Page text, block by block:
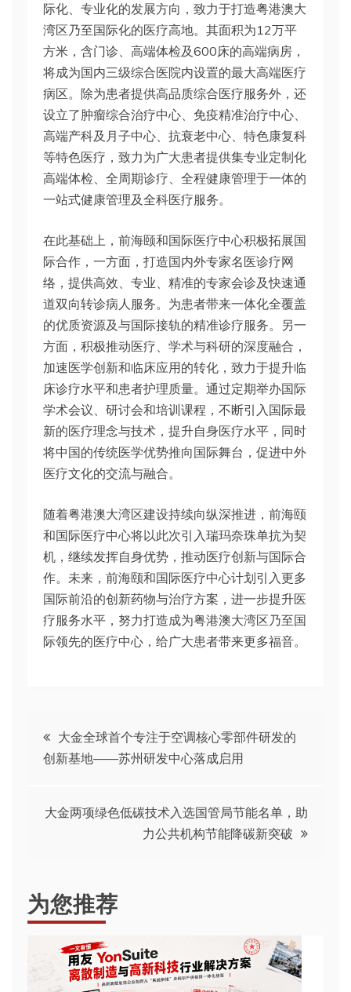
际化、专业化的发展方向，致力于打造粤港澳大
湾区乃至国际化的医疗高地。其面积为12万平
方米，含门诊、高端体检及600床的高端病房，
将成为国内三级综合医院内设置的最大高端医疗
病区。除为患者提供高品质综合医疗服务外，还
设立了肿瘤综合治疗中心、免疫精准治疗中心、
高端产科及月子中心、抗衰老中心、特色康复科
等特色医疗，致力为广大患者提供集专业定制化
高端体检、全周期诊疗、全程健康管理于一体的
一站式健康管理及全科医疗服务。
在此基础上，前海颐和国际医疗中心积极拓展国
际合作，一方面，打造国内外专家名医诊疗网
络，提供高效、专业、精准的专家会诊及快速通
道双向转诊病人服务。为患者带来一体化全覆盖
的优质资源及与国际接轨的精准诊疗服务。另一
方面，积极推动医疗、学术与科研的深度融合，
加速医学创新和临床应用的转化，致力于提升临
床诊疗水平和患者护理质量。通过定期举办国际
学术会议、研讨会和培训课程，不断引入国际最
新的医疗理念与技术，提升自身医疗水平，同时
将中国的传统医学优势推向国际舞台，促进中外
医疗文化的交流与融合。
随着粤港澳大湾区建设持续向纵深推进，前海颐
和国际医疗中心将以此次引入瑞玛奈珠单抗为契
机，继续发挥自身优势，推动医疗创新与国际合
作。未来，前海颐和国际医疗中心计划引入更多
国际前沿的创新药物与治疗方案，进一步提升医
疗服务水平，努力打造成为粤港澳大湾区乃至国
际领先的医疗中心，给广大患者带来更多福音。
文
章
导
大金全球首个专注于空调核心零部件研发的
创新基地——苏州研发中心落成启用
大金两项绿色低碳技术入选国管局节能名单，助
力公共机构节能降碳新突破
为您推荐